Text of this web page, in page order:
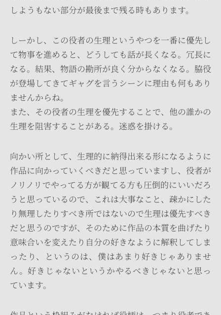
しようもない部分が最後まで残る時もあります。
しーかし、この役者の生理というやつを一番に優先し
て物事を進めると、どうしても話が長くなる。冗長に
なる。結果、物語の勘所が良く分からなくなる。脇役
が登場してきてギャグを言うシーンに理由も何もあり
ませんからね。
また、その役者の生理を優先することで、他の誰かの
生理を阻害することがある。迷惑を掛ける。
向かい所として、生理的に納得出来る形になるように
作品に向かっていくべきだと思っていますし、役者が
ノリノリでやってる方が観てる方も圧倒的にいいだろ
うと思っているので、これは大事なこと、疎かにした
り無理したりすべき所ではないので生理は優先すべき
だと思うのですが、そのために作品の本質を曲げたり
意味合いを変えたり自分の好きなように解釈してしま
ったり、というのは、僕はあまり好きじゃありませ
ん。好きじゃないというかやるべきじゃないと思っ
ています。